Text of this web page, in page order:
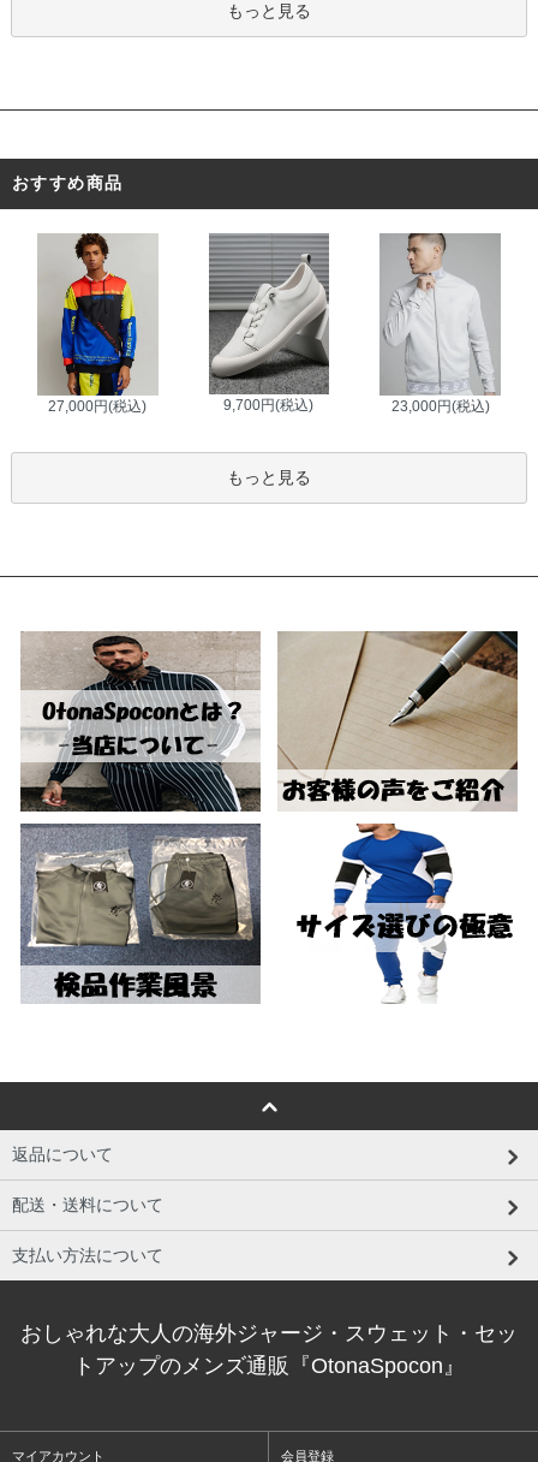
もっと見る
おすすめ商品
27,000円(税込) 9,700円(税込) 23,000円(税込)
もっと見る
返品について
配送・送料について
支払い方法について
おしゃれな大人の海外ジャージ・スウェット・セッ
トアップのメンズ通販『OtonaSpocon』
マイアカウント 会員登録